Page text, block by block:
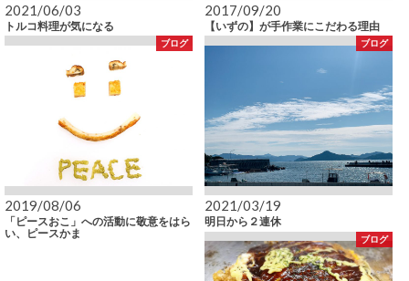
2021/06/03
トルコ料理が気になる
2017/09/20
【いずの】が手作業にこだわる理由
ブログ
2019/08/06
「ピースおこ」への活動に敬意をはら
い、ピースかま
ブログ
2021/03/19
明日から２連休
ブログ